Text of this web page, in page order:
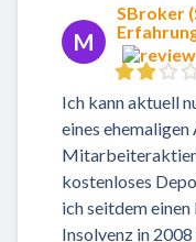
M
SBroker
Ich kann aktuell
eines
kostenloses
ich seitdem
Insolvenz in